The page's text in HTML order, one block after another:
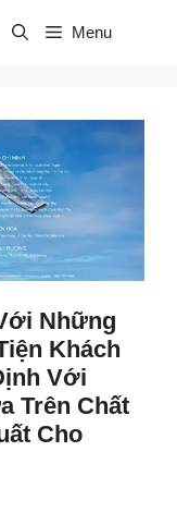
Menu
Những
Khách
Với
Trên Chất
Cho